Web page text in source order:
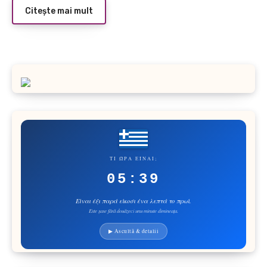
Citește mai mult
ΤΙ ΏΡΑ ΕΊΝΑΙ;
05:40
Είναι έξι παρά είκοσι λεπτά το πρωί.
Este șase fără douăzeci minute dimineața.
▶ Ascultă & detalii